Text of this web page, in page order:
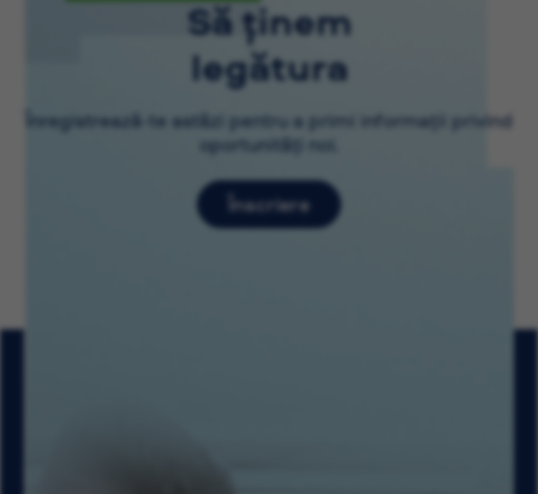
Să ținem
legătura
Înregistrează-te astăzi pentru a primi informații privind
oportunități noi.
Înscriere